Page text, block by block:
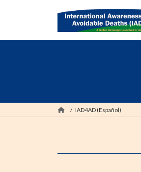
IAD4AD (Español)